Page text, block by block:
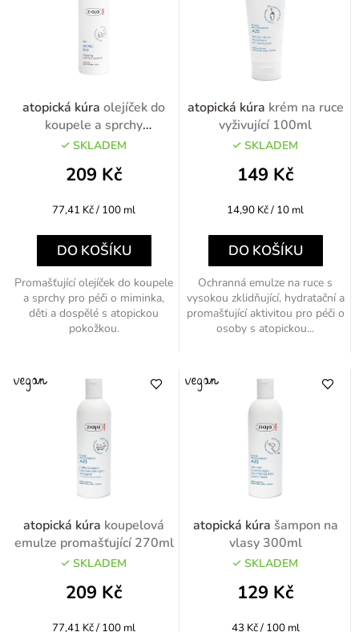
atopická kúra olejíček do
koupele a sprchy
promašťující 270ml
SKLADEM
209 Kč
Měrná
77,41 Kč / 100 ml
DO KOŠÍKU
Promašťující olejíček do koupele
a sprchy pro péči o miminka,
děti a dospělé s atopickou
pokožkou.
atopická kúra krém na ruce
vyživující 100ml
SKLADEM
149 Kč
Měrná
14,90 Kč / 10 ml
DO KOŠÍKU
Ochranná emulze na ruce s
vysokou zklidňující, hydratační a
promašťující aktivitou pro péči o
osoby s atopickou...
atopická kúra koupelová
emulze promašťující 270ml
SKLADEM
209 Kč
Měrná
77,41 Kč / 100 ml
atopická kúra šampon na
vlasy 300ml
SKLADEM
129 Kč
Měrná
43 Kč / 100 ml